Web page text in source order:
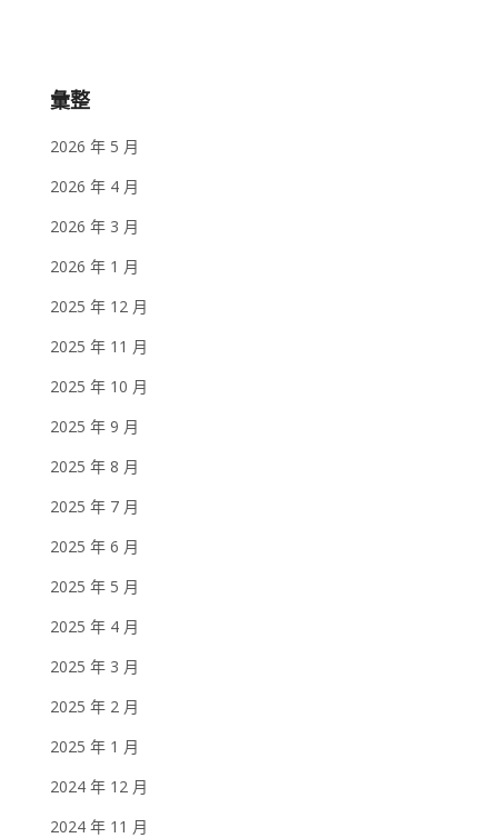
彙整
2026 年 5 月
2026 年 4 月
2026 年 3 月
2026 年 1 月
2025 年 12 月
2025 年 11 月
2025 年 10 月
2025 年 9 月
2025 年 8 月
2025 年 7 月
2025 年 6 月
2025 年 5 月
2025 年 4 月
2025 年 3 月
2025 年 2 月
2025 年 1 月
2024 年 12 月
2024 年 11 月